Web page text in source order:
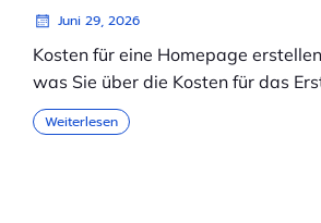
Juni 29, 2026
Kosten für eine Homepage
was Sie über die Kosten für das
Weiterlesen